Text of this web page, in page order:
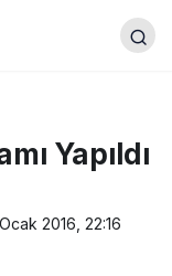
Yapıldı
2016, 22:16